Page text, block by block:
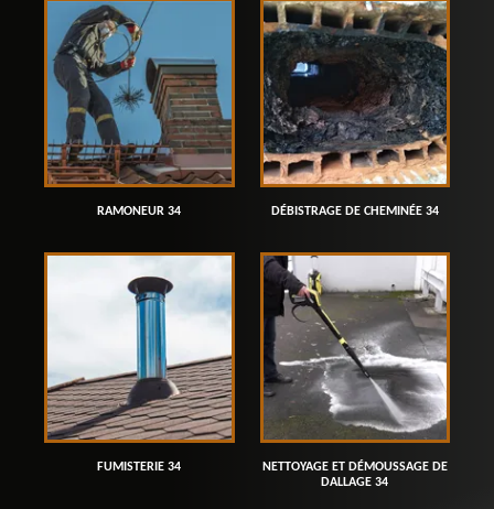
RAMONEUR 34 DÉBISTRAGE DE CHEMINÉE 34
FUMISTERIE 34
NETTOYAGE ET DÉMOUSSAGE DE
DALLAGE 34